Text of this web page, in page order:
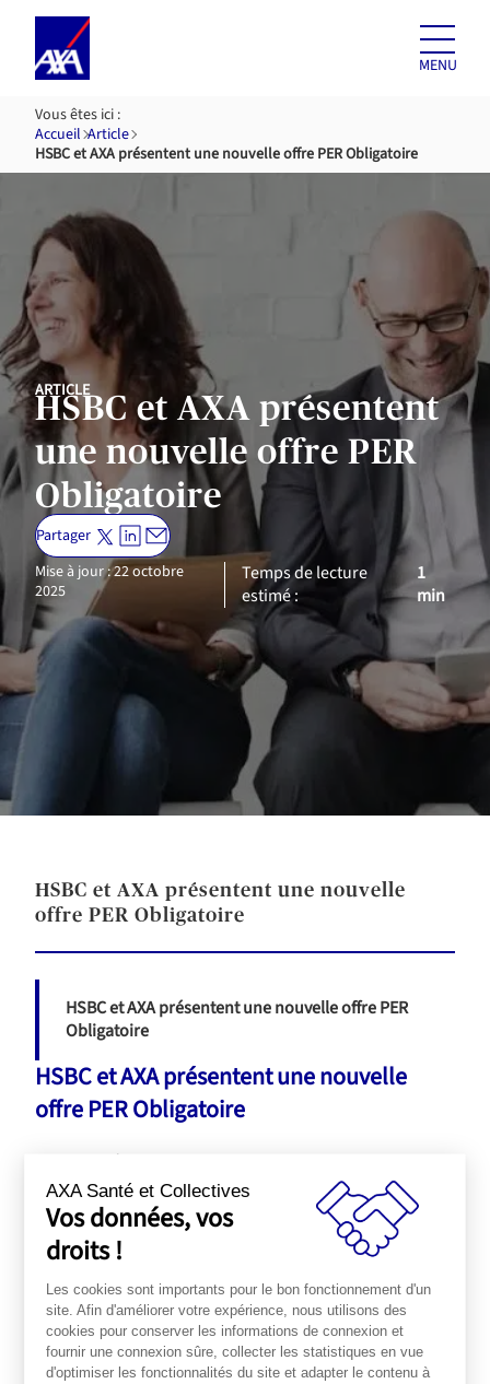
Aller au
contenu
MENU
Vous êtes ici :
Accueil Article
HSBC et AXA présentent une nouvelle offre PER Obligatoire
ARTICLE
HSBC et AXA présentent
une nouvelle offre PER
Obligatoire
Partager
Mise à jour : 22 octobre
2025
Temps de lecture
estimé :
1
min
HSBC et AXA présentent une nouvelle
offre PER Obligatoire
HSBC et AXA présentent une nouvelle offre PER
Obligatoire
HSBC et AXA présentent une nouvelle
offre PER Obligatoire
marché de l’épargne retraite et offre de nouvelles opportunités
pour les entreprisesainsi que pour les salariés. En vue de
compléter son offre, HSBC, qui est l’un des acteurs historiques
en matière d’Epargne salariale, a décidé de s’associer
leader de l’épargne retraite. Découvrez en plus sur ce
partenariat dans cet article AXA Live.
Loi PACTE = Loi pour la croissance et la transformation des
AXA Santé et Collectives
Vos données, vos
droits !
Les cookies sont importants pour le bon fonctionnement d'un
site. Afin d'améliorer votre expérience, nous utilisons des
cookies pour conserver les informations de connexion et
fournir une connexion sûre, collecter les statistiques en vue
d'optimiser les fonctionnalités du site et adapter le contenu à